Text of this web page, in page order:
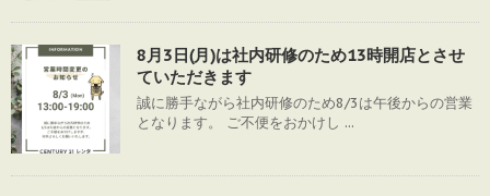
8月3日(月)は社内研修のため13時開店とさせ
ていただきます
誠に勝手ながら社内研修のため8/3は午後からの営業
となります。 ご不便をおかけし ...